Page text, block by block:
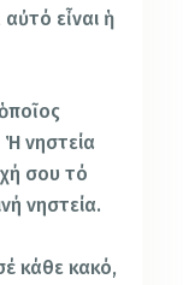
εἶναι ἡ
νηστεία
σου τό
νηστεία.
κάθε κακό,